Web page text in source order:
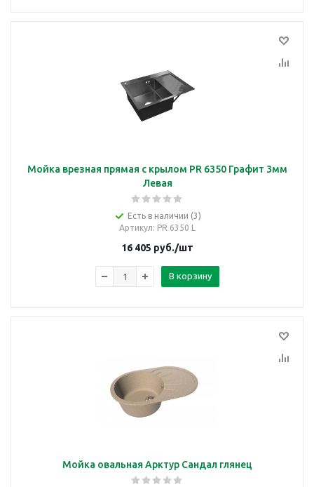
Мойка врезная прямая с крылом PR 6350 Графит 3мм
Левая
Есть в наличии (3)
Артикул: PR 6350 L
16 405 руб./шт
В корзину
Мойка овальная Арктур Сандал глянец